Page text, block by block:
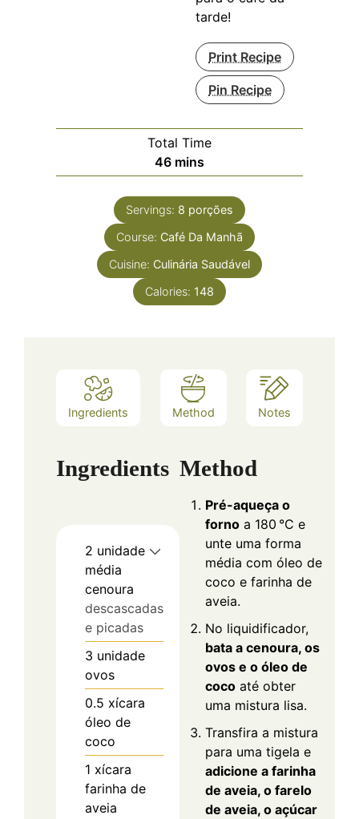
tarde!
Print Recipe
Pin Recipe
Total Time
46minutes
mins
Servings: 8 porções
Course: Café Da Manhã
Cuisine: Culinária Saudável
Calories: 148
Ingredients Method Notes
Ingredients
2 unidade
média
cenoura
descascadas
e picadas
3 unidade
ovos
0.5 xícara
óleo de
coco
1 xícara
farinha de
aveia
Method
Pré-aqueça o
forno a 180 °C e
unte uma forma
média com óleo de
coco e farinha de
aveia.
No liquidificador,
bata a cenoura, os
ovos e o óleo de
coco até obter
uma mistura lisa.
Transfira a mistura
para uma tigela e
adicione a farinha
de aveia, o farelo
de aveia, o açúcar